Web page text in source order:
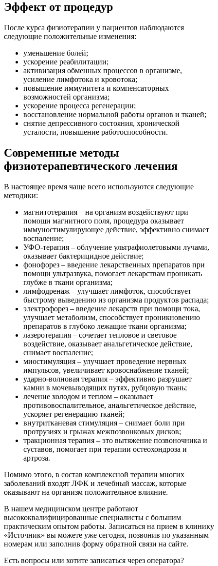
Эффект от процедур
После курса физиотерапии у пациентов наблюдаются
следующие положительные изменения:
уменьшение болей;
ускорение реабилитации;
активизация обменных процессов в организме,
усиление лимфотока и кровотока;
повышение иммунитета и компенсаторных
возможностей организма;
ускорение процесса регенерации;
восстановление нормальной работы органов и тканей;
снятие депрессивного состояния, хронической
усталости, повышение работоспособности.
Современные методы
физиотерапевтического лечения
В настоящее время чаще всего используются следующие
методики:
магнитотерапия – на организм воздействуют при
помощи магнитного поля, процедура оказывает
иммуностимулирующее действие, эффективно снимает
воспаление;
УФО-терапия – облучение ультрафиолетовыми лучами,
оказывает бактерицидное действие;
фонофорез – введение лекарственных препаратов при
помощи ультразвука, помогает лекарствам проникать
глубже в ткани организма;
лимфодренаж – улучшает лимфоток, способствует
быстрому выведению из организма продуктов распада;
электрофорез – введение лекарств при помощи тока,
улучшает метаболизм, способствует проникновению
препаратов в глубоко лежащие ткани организма;
лазеротерапия – сочетает тепловое и световое
воздействие, оказывает анальгетическое действие,
снимает воспаление;
миостимуляция – улучшает проведение нервных
импульсов, увеличивает кровоснабжение тканей;
ударно-волновая терапия – эффективно разрушает
камни в мочевыводящих путях, рубцовую ткань;
лечение холодом и теплом – оказывает
противовоспалительное, анальгетическое действие,
ускоряет регенерацию тканей;
внутритканевая стимуляция – снимает боли при
протрузиях и грыжах межпозвонковых дисков;
тракционная терапия – это вытяжение позвоночника и
суставов, помогает при терапии остеохондроза и
артроза.
Помимо этого, в состав комплексной терапии многих
заболеваний входят ЛФК и лечебный массаж, которые
оказывают на организм положительное влияние.
В нашем медицинском центре работают
высококвалифицированные специалисты с большим
практическим опытом работы. Записаться на прием в клинику
«Источник» вы можете уже сегодня, позвонив по указанным
номерам или заполнив форму обратной связи на сайте.
Есть вопросы или хотите записаться через оператора?